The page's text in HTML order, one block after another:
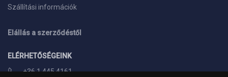
Szállítási információk
Elállás a szerződéstől
ELÉRHETŐSÉGEINK
+36 1 445 4161